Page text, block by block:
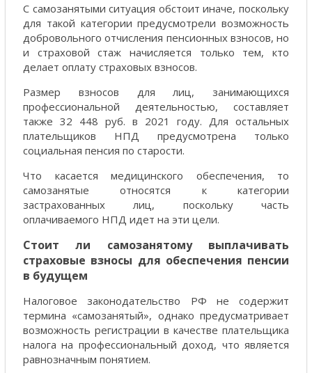
С самозанятыми ситуация обстоит иначе, поскольку
для такой категории предусмотрели возможность
добровольного отчисления пенсионных взносов, но
и страховой стаж начисляется только тем, кто
делает оплату страховых взносов.
Размер взносов для лиц, занимающихся
профессиональной деятельностью, составляет
также 32 448 руб. в 2021 году. Для остальных
плательщиков НПД предусмотрена только
социальная пенсия по старости.
Что касается медицинского обеспечения, то
самозанятые относятся к категории
застрахованных лиц, поскольку часть
оплачиваемого НПД идет на эти цели.
Стоит ли самозанятому выплачивать
страховые взносы для обеспечения пенсии
в будущем
Налоговое законодательство РФ не содержит
термина «самозанятый», однако предусматривает
возможность регистрации в качестве плательщика
налога на профессиональный доход, что является
равнозначным понятием.